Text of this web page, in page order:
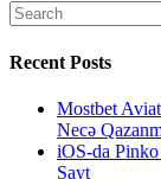
Recent Posts
Mostbet
Necə
iOS-da
Sayt